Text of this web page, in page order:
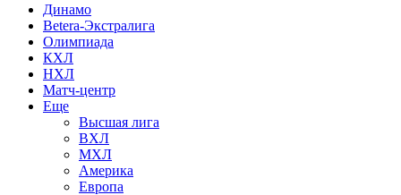
Динамо
Betera-Экстралига
Олимпиада
КХЛ
НХЛ
Матч-центр
Еще
Высшая лига
ВХЛ
МХЛ
Америка
Европа